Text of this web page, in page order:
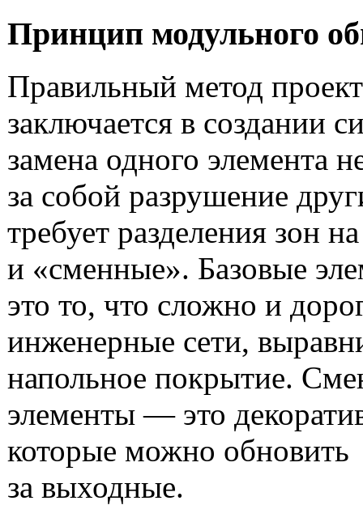
Принцип модульного
Правильный метод
заключается в создании
замена одного элемента
за собой разрушение
требует разделения зон
и «сменные». Базовые
это то, что сложно и
инженерные сети,
напольное покрытие.
элементы — это
которые можно обновить
за выходные.